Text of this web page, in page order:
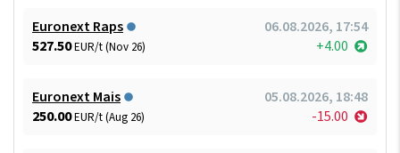
Euronext Raps
06.08.2026, 17:54
527.50EUR/t (Nov 26) +4.00
Euronext Mais
05.08.2026, 18:48
250.00EUR/t (Aug 26) -15.00